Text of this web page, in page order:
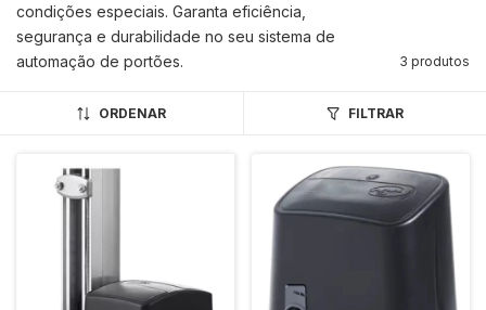
condições especiais. Garanta eficiência,
segurança e durabilidade no seu sistema de
automação de portões.
3 produtos
ORDENAR FILTRAR